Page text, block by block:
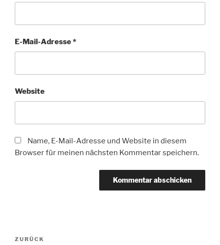
E-Mail-Adresse*
Website
Name, E-Mail-Adresse und Website in diesem
Browser für meinen nächsten Kommentar speichern.
Beitragsnavigation
Vorheriger
ZURÜCK